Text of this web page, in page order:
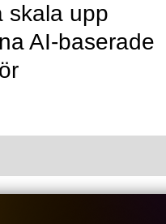
skala upp
AI-baserade